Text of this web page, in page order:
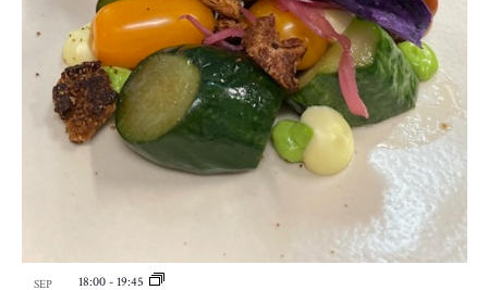
V
I
G
A
T
E
SEP 18:00 - 19:45